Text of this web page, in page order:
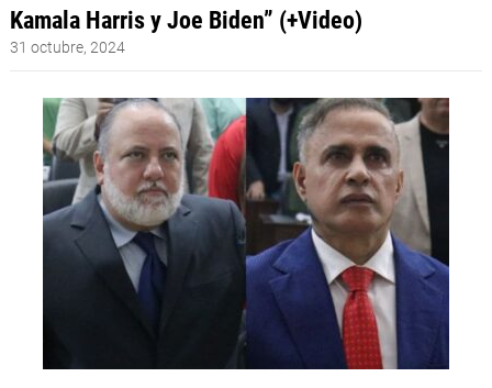
Kamala Harris y Joe Biden” (+Video)
31 octubre, 2024